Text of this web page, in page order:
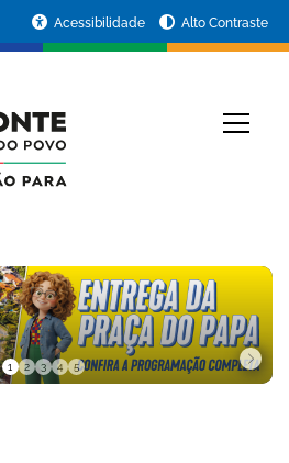
Acessibilidade Alto Contraste
1 2 3 4 5